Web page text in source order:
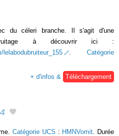
du céleri branche. Il s'agit d'une
à découvrir ici :
lelabodubruiteur_155
. Catégorie
+ d'infos & Téléchargement
Catégorie UCS : HMNVomit . Durée